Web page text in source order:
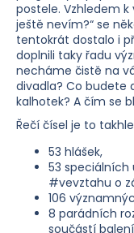
postele. Vzhledem
ještě nevím?“ se
tentokrát dostalo i
doplnili taky řadu
necháme čistě na
divadla? Co budete
kalhotek? A čím se
Řečí čísel je to
53 hlášek,
53
#vevztahu o
106
8 parádních
součástí
D
o